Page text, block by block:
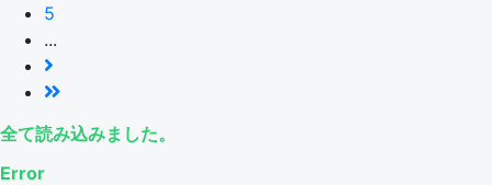
5
...
全て読み込みました。
Error